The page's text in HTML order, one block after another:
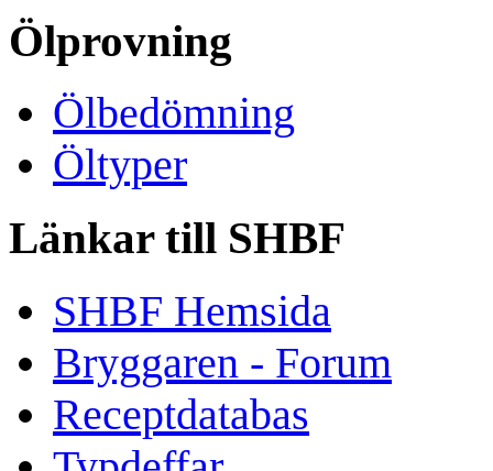
Ölprovning
Ölbedömning
Öltyper
Länkar till SHBF
SHBF Hemsida
Bryggaren - Forum
Receptdatabas